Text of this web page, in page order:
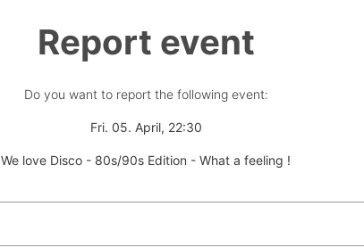
Report event
Do you want to report the following event:
Fri. 05. April, 22:30
We love Disco - 80s/90s Edition - What a feeling !